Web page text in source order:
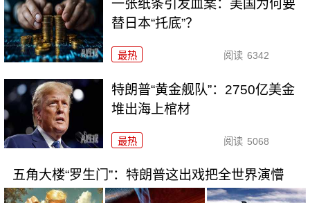
一张纸条引发血案：美国为何要
替日本“托底”？
最热 阅读 6342
特朗普“黄金舰队”：2750亿美金
堆出海上棺材
最热 阅读 5068
五角大楼“罗生门”：特朗普这出戏把全世界演懵